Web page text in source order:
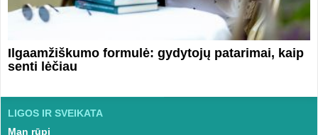
Ilgaamžiškumo formulė: gydytojų patarimai, kaip
senti lėčiau
LIGOS IR SVEIKATA
Man rūpi